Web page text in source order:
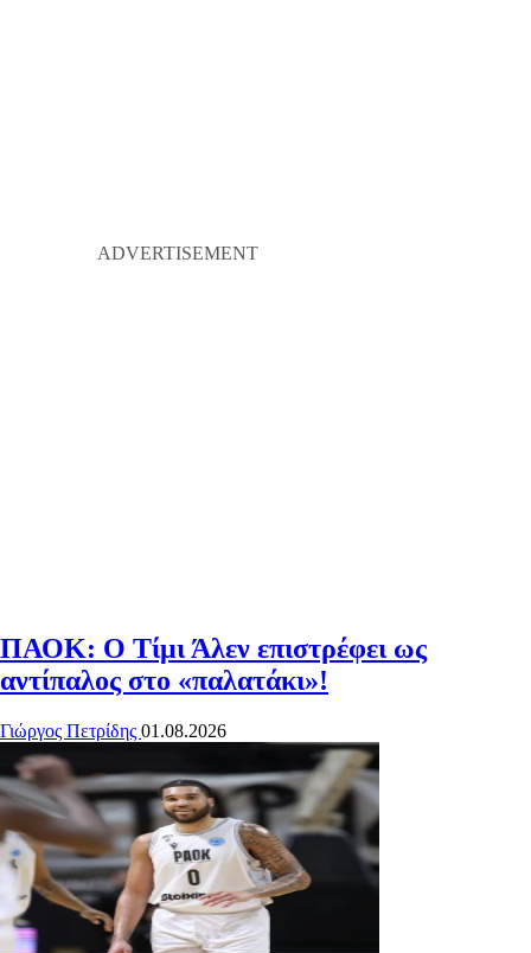
ΠΑΟΚ: Ο Τίμι Άλεν επιστρέφει ως
αντίπαλος στο «παλατάκι»!
Γιώργος Πετρίδης 01.08.2026